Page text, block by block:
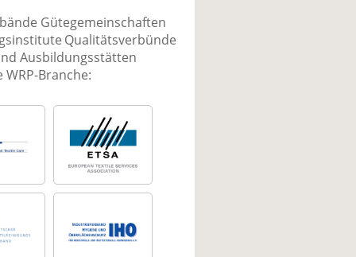
Gütegemeinschaften
Qualitätsverbünde
Ausbildungsstätten
Branche: